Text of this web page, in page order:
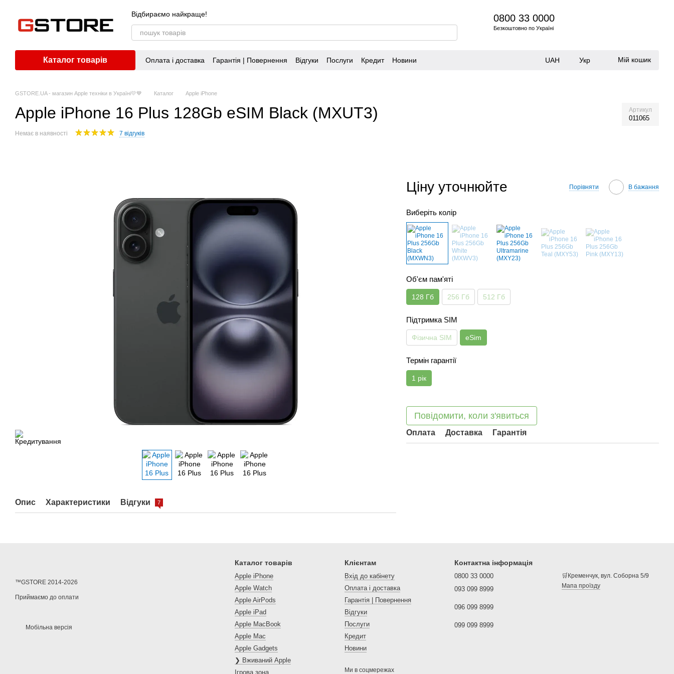
Відбираємо найкраще!
0800 33 0000
Безкоштовно по Україні
Каталог товарів Оплата і доставка Гарантія | Повернення Відгуки Послуги Кредит Новини UAH Укр Мій кошик
GSTORE.UA - магазин Apple техніки в Україні💛💙 Каталог Apple iPhone
Apple iPhone 16 Plus 128Gb eSIM Black (MXUT3) Артикул
011065
Немає в наявності 7 відгуків
Опис Характеристики Відгуки 7
Ціну уточнюйте Порівняти В бажання
Виберіть колір
Об'єм пам'яті
128 Гб 256 Гб 512 Гб
Підтримка SIM
Фізична SIM eSim
Термін гарантії
1 рік
Повідомити, коли з'явиться
Оплата Доставка Гарантія
™GSTORE 2014-2026
Приймаємо до оплати
Мобільна версія
Каталог товарів
Apple iPhone
Apple Watch
Apple AirPods
Apple iPad
Apple MacBook
Apple Mac
Apple Gadgets
❯ Вживаний Apple
Ігрова зона
Клієнтам
Вхід до кабінету
Оплата і доставка
Гарантія | Повернення
Відгуки
Послуги
Кредит
Новини
Ми в соцмережах
Контактна інформація
0800 33 0000
093 099 8999
096 099 8999
099 099 8999
🛒Кременчук, вул. Соборна 5/9
Мапа проїзду